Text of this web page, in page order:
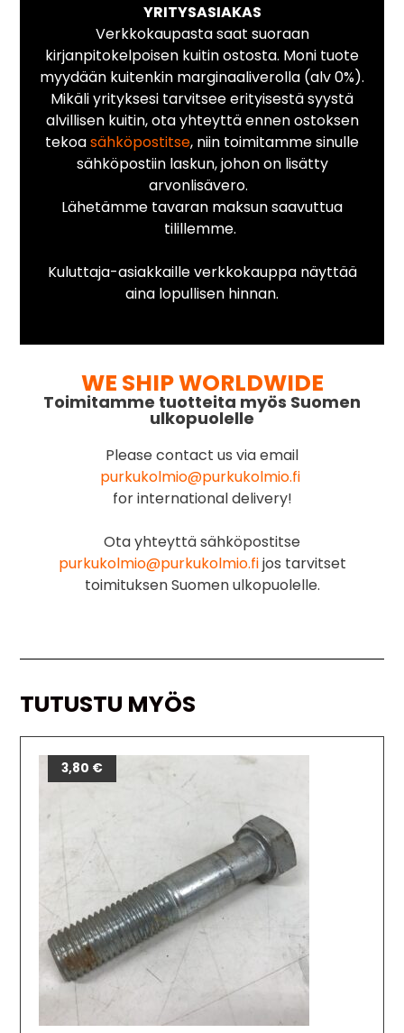
YRITYSASIAKAS
Verkkokaupasta saat suoraan
kirjanpitokelpoisen kuitin ostosta. Moni tuote
myydään kuitenkin marginaaliverolla (alv 0%).
Mikäli yrityksesi tarvitsee erityisestä syystä
alvillisen kuitin, ota yhteyttä ennen ostoksen
tekoasähköpostitse, niin toimitamme sinulle
sähköpostiin laskun, johon on lisätty
arvonlisävero.
Lähetämme tavaran maksun saavuttua
tilillemme.
Kuluttaja-asiakkaille verkkokauppa näyttää
aina lopullisen hinnan.
WE SHIP WORLDWIDE
Toimitamme tuotteita myös Suomen
ulkopuolelle
Please contact us via email
purkukolmio@purkukolmio.fi
for international delivery!
Ota yhteyttä sähköpostitse
purkukolmio@purkukolmio.fijos tarvitset
toimituksen Suomen ulkopuolelle.
TUTUSTU MYÖS
3,80 €